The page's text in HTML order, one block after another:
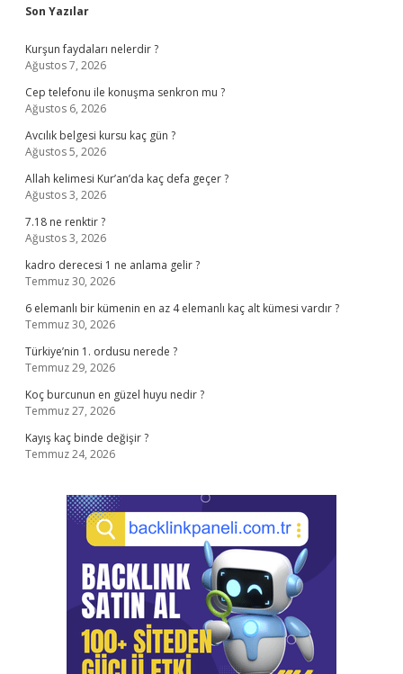
Sidebar
Son Yazılar
Kurşun faydaları nelerdir ?
Ağustos 7, 2026
Cep telefonu ile konuşma senkron mu ?
Ağustos 6, 2026
Avcılık belgesi kursu kaç gün ?
Ağustos 5, 2026
Allah kelimesi Kur’an’da kaç defa geçer ?
Ağustos 3, 2026
7.18 ne renktir ?
Ağustos 3, 2026
kadro derecesi 1 ne anlama gelir ?
Temmuz 30, 2026
6 elemanlı bir kümenin en az 4 elemanlı kaç alt kümesi vardır ?
Temmuz 30, 2026
Türkiye’nin 1. ordusu nerede ?
Temmuz 29, 2026
Koç burcunun en güzel huyu nedir ?
Temmuz 27, 2026
Kayış kaç binde değişir ?
Temmuz 24, 2026